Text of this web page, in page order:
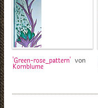
'Green-rose_pattern' von
Kornblume